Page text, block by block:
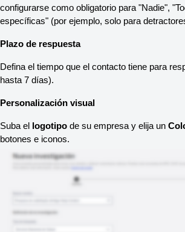
configurarse como obligatorio para "Nadie",
específicas" (por ejemplo, solo para
Plazo de respuesta
Defina el tiempo que el contacto tiene para
hasta 7 días).
Personalización visual
Suba el logotipo de su empresa y elija un
botones e iconos.